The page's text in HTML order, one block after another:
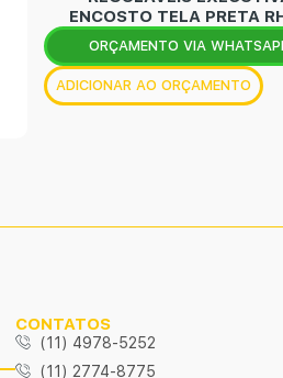
ENCOSTO TELA PRETA
ORÇAMENTO VIA
ADICIONAR AO ORÇAMENTO
CONTATOS
(11) 4978-5252
(11) 2774-8775